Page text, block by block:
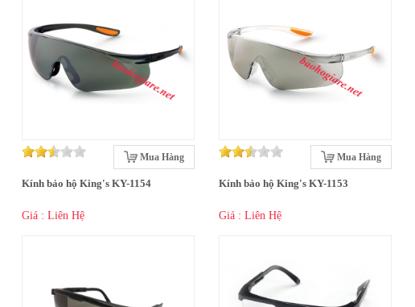
Mua Hàng
Kính bảo hộ King's KY-1154
Giá : Liên Hệ
Mua Hàng
Kính bảo hộ King's KY-1153
Giá : Liên Hệ